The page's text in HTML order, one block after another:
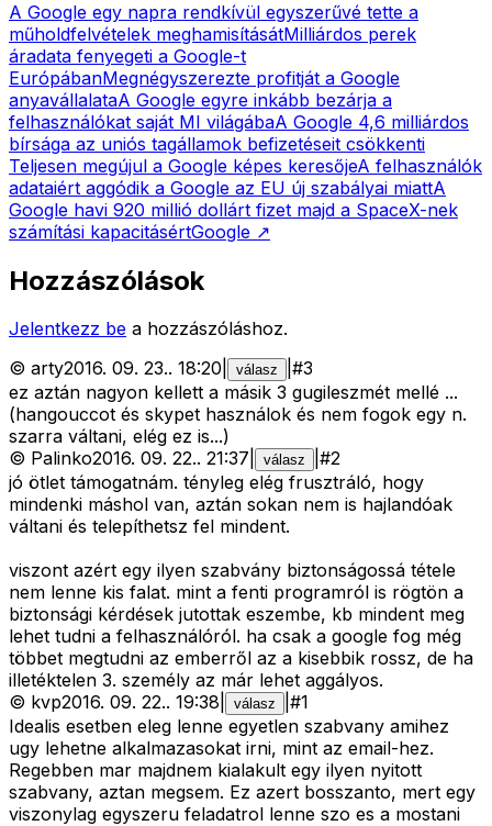
A Google egy napra rendkívül egyszerűvé tette a
műholdfelvételek meghamisításátMilliárdos perek
áradata fenyegeti a Google-t
EurópábanMegnégyszerezte profitját a Google
anyavállalataA Google egyre inkább bezárja a
felhasználókat saját MI világábaA Google 4,6 milliárdos
bírsága az uniós tagállamok befizetéseit csökkenti
Teljesen megújul a Google képes keresőjeA felhasználók
adataiért aggódik a Google az EU új szabályai miattA
Google havi 920 millió dollárt fizet majd a SpaceX-nek
számítási kapacitásértGoogle ↗
Hozzászólások
Jelentkezz be a hozzászóláshoz.
© arty2016. 09. 23.. 18:20 válasz #3
ez aztán nagyon kellett a másik 3 gugileszmét mellé ...
(hangouccot és skypet használok és nem fogok egy n.
szarra váltani, elég ez is...)
© Palinko2016. 09. 22.. 21:37 válasz #2
jó ötlet támogatnám. tényleg elég frusztráló, hogy
mindenki máshol van, aztán sokan nem is hajlandóak
váltani és telepíthetsz fel mindent.
viszont azért egy ilyen szabvány biztonságossá tétele
nem lenne kis falat. mint a fenti programról is rögtön a
biztonsági kérdések jutottak eszembe, kb mindent meg
lehet tudni a felhasználóról. ha csak a google fog még
többet megtudni az emberről az a kisebbik rossz, de ha
illetéktelen 3. személy az már lehet aggályos.
© kvp2016. 09. 22.. 19:38 válasz #1
Idealis esetben eleg lenne egyetlen szabvany amihez
ugy lehetne alkalmazasokat irni, mint az email-hez.
Regebben mar majdnem kialakult egy ilyen nyitott
szabvany, aztan megsem. Ez azert bosszanto, mert egy
viszonylag egyszeru feladatrol lenne szo es a mostani